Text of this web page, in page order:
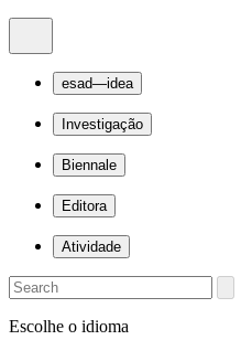
esad—idea
Investigação
Biennale
Editora
Atividade
Escolhe o idioma